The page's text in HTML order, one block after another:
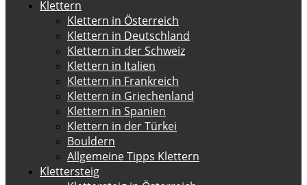
Klettern
Klettern in Österreich
Klettern in Deutschland
Klettern in der Schweiz
Klettern in Italien
Klettern in Frankreich
Klettern in Griechenland
Klettern in Spanien
Klettern in der Türkei
Bouldern
Allgemeine Tipps Klettern
Klettersteig